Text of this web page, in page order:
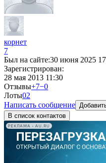
корнет
7
Был на сайте:30 июня 2025
Зарегистрирован:
28 мая 2013 11:30
Отзывы+7−0
Лоты02
Написать сообщение
В список контактов
РЕКЛАМА • AU.RU